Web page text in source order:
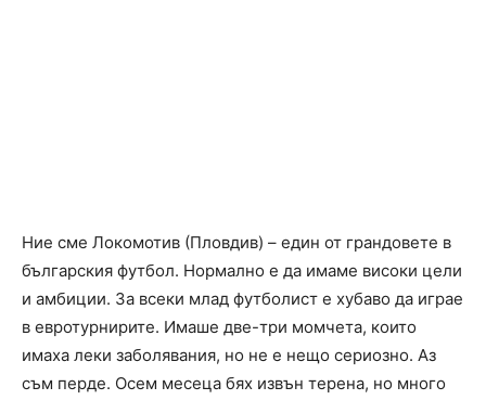
Ние сме Локомотив (Пловдив) – един от грандовете в
българския футбол. Нормално е да имаме високи цели
и амбиции. За всеки млад футболист е хубаво да играе
в евротурнирите. Имаше две-три момчета, които
имаха леки заболявания, но не е нещо сериозно. Аз
съм перде. Осем месеца бях извън терена, но много